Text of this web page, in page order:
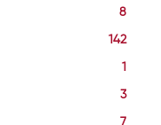
8
142
1
3
7